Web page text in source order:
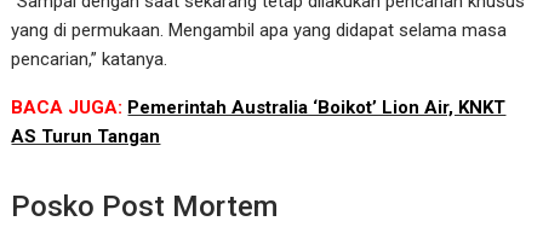
yang di permukaan. Mengambil apa yang didapat selama masa
pencarian,” katanya.
BACA JUGA: Pemerintah Australia ‘Boikot’ Lion Air, KNKT
AS Turun Tangan
Posko Post Mortem